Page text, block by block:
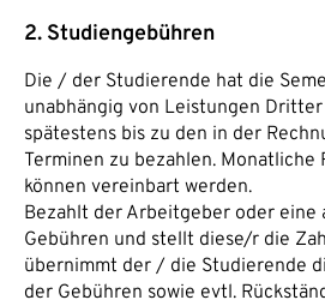
2. Studiengebühren
Die / der Studierende hat die
unabhängig von Leistungen
spätestens bis zu den in der
Terminen zu bezahlen. Monatliche
können vereinbart werden.
Bezahlt der Arbeitgeber oder eine
Gebühren und stellt diese/r die
übernimmt der / die Studierende
der Gebühren sowie evtl.